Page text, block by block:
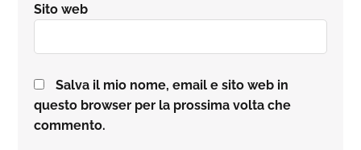
Sito web
Salva il mio nome, email e sito web in
questo browser per la prossima volta che
commento.